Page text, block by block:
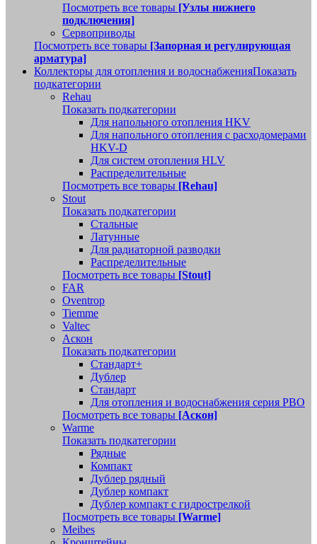
Посмотреть все товары [Узлы нижнего
подключения]
Сервоприводы
Посмотреть все товары [Запорная и регулирующая
арматура]
Коллекторы для отопления и водоснабженияПоказать
подкатегории
Rehau
Показать подкатегории
Для напольного отопления HKV
Для напольного отопления с расходомерами
HKV-D
Для систем отопления HLV
Распределительные
Посмотреть все товары [Rehau]
Stout
Показать подкатегории
Стальные
Латунные
Для радиаторной разводки
Распределительные
Посмотреть все товары [Stout]
FAR
Oventrop
Tiemme
Valtec
Аскон
Показать подкатегории
Стандарт+
Дублер
Стандарт
Для отопления и водоснабжения серия РВО
Посмотреть все товары [Аскон]
Warme
Показать подкатегории
Рядные
Компакт
Дублер рядный
Дублер компакт
Дублер компакт с гидрострелкой
Посмотреть все товары [Warme]
Meibes